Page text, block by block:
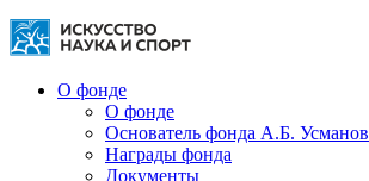
О фонде
О фонде
Основатель фонда А.Б. Усманов
Награды фонда
Документы